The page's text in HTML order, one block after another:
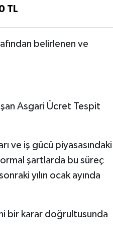
TL
belirlenen ve
Asgari Ücret Tespit
ve iş gücü piyasasındaki
şartlarda bu süreç
yılın ocak ayında
bir karar doğrultusunda